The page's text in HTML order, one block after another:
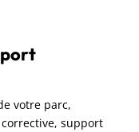
votre parc,
support